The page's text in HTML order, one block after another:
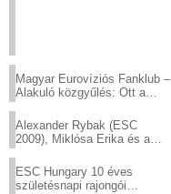
Magyar Eurovíziós Fanklub –
Alakuló közgyűlés: Ott a
Alexander Rybak (ESC
2009), Miklósa Erika és a
sztárjai a Margitszigeten
ESC Hungary 10 éves
születésnapi rajongói